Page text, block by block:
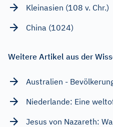
Kleinasien (108 v. Chr.)
China (1024)
Weitere Artikel aus der
Australien -
Niederlande: Eine
Jesus von Nazareth: